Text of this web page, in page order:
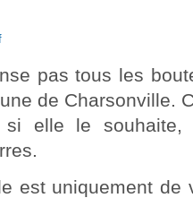
pas tous les
de Charsonville.
si elle le
est uniquement de